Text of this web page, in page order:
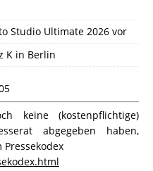
Studio Ultimate 2026 vor
K in Berlin
keine (kostenpflichtige)
abgegeben haben,